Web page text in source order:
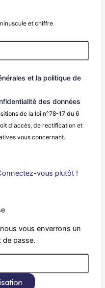
et chiffre
et la politique de
des données
de la loi n°78-17 du 6
d'accès, de rectification et
vous concernant.
vous plutôt !
vous enverrons un
de passe.